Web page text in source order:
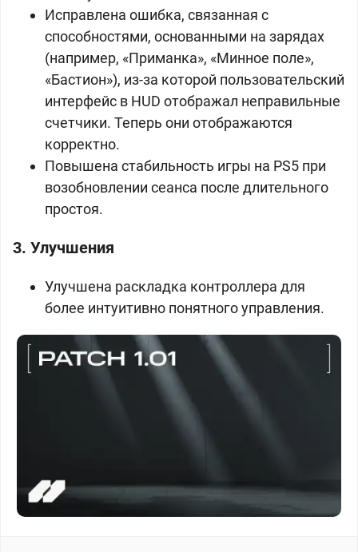
Исправлена ​​ошибка, связанная с
способностями, основанными на зарядах
(например, «Приманка», «Минное поле»,
«Бастион»), из-за которой пользовательский
интерфейс в HUD отображал неправильные
счетчики. Теперь они отображаются
корректно.
Повышена стабильность игры на PS5 при
возобновлении сеанса после длительного
простоя.
3. Улучшения
Улучшена раскладка контроллера для
более интуитивно понятного управления.